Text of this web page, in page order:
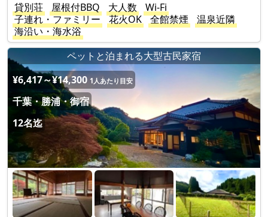
貸別荘
屋根付BBQ 大人数
Wi-Fi
子連れ・ファミリー
花火OK 全館禁煙
温泉近隣
海沿い・海水浴
ペットと泊まれる大型古民家宿
¥6,417～¥14,300 1人あたり目安
千葉・勝浦・御宿
12名迄